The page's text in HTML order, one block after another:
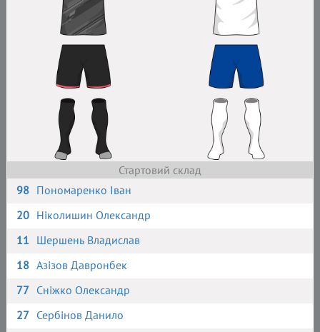
Стартовий склад
98 Пономаренко Іван
20 Ніколишин Олександр
11 Шершень Владислав
18 Азізов Давронбек
77 Сніжко Олександр
27 Сербінов Данило